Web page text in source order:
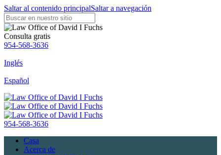
Saltar al contenido principalSaltar a navegación
Consulta gratis
954-568-3636
Inglés
Español
954-568-3636
Casa
Acerca de